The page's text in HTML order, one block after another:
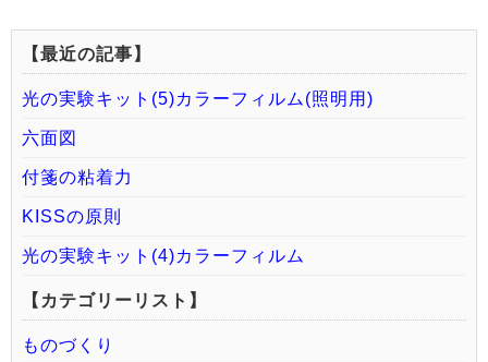
【最近の記事】
光の実験キット(5)カラーフィルム(照明用)
六面図
付箋の粘着力
KISSの原則
光の実験キット(4)カラーフィルム
【カテゴリーリスト】
ものづくり